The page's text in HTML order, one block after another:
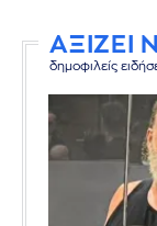
ΑΞΙΖΕΙ
δημοφιλείς